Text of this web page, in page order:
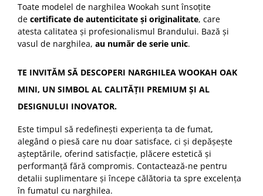
Toate modelel de narghilea Wookah sunt însoțite
de certificate de autenticitate și originalitate, care
atesta calitatea și profesionalismul Brandului. Bază și
vasul de narghilea, au număr de serie unic.
TE INVITĂM SĂ DESCOPERI NARGHILEA WOOKAH OAK
MINI, UN SIMBOL AL CALITĂȚII PREMIUM ȘI AL
DESIGNULUI INOVATOR.
Este timpul să redefinești experiența ta de fumat,
alegând o piesă care nu doar satisface, ci și depășește
așteptările, oferind satisfacție, plăcere estetică și
performanță fără compromis. Contactează-ne pentru
detalii suplimentare și începe călătoria ta spre excelența
în fumatul cu narghilea.